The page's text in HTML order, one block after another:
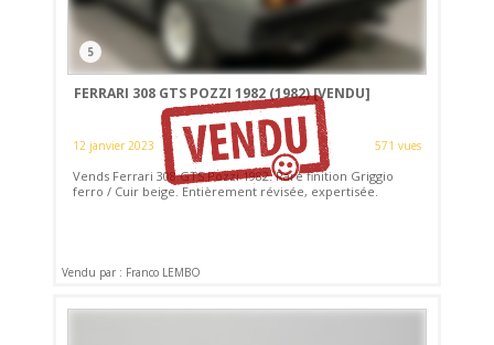
5
FERRARI 308 GTS POZZI 1982 (1982)[VENDU]
12 janvier 2023 571 vues
Vends Ferrari 308 GTS Pozzi 1982. Rare finition Griggio
ferro / Cuir beige. Entièrement révisée, expertisée.
Vendu par : Franco LEMBO